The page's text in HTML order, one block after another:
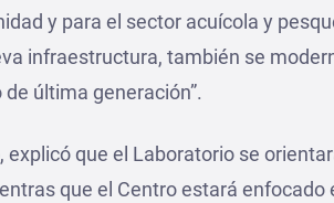
y para el sector acuícola y
infraestructura, también se
última generación”.
explicó que el Laboratorio se
que el Centro estará enfocado